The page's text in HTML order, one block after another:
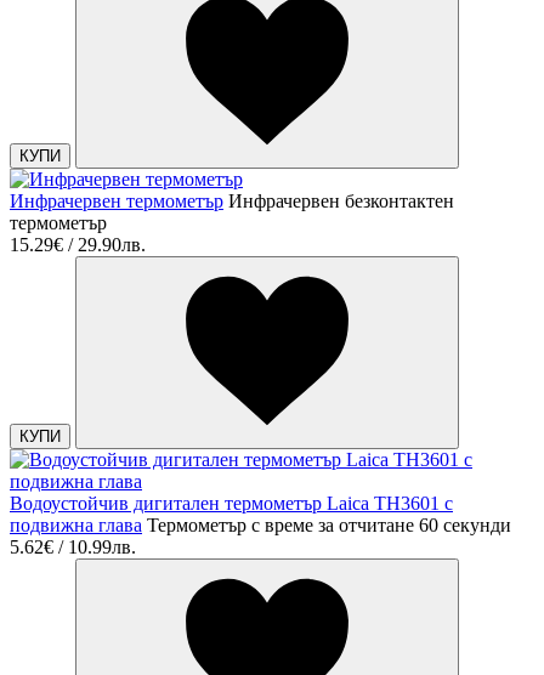
КУПИ
Инфрачервен термометър Инфрачервен безконтактен
термометър
15.29€ / 29.90лв.
КУПИ
Водоустойчив дигитален термометър Laica TH3601 с
подвижна глава Термометър с време за отчитане 60 секунди
5.62€ / 10.99лв.